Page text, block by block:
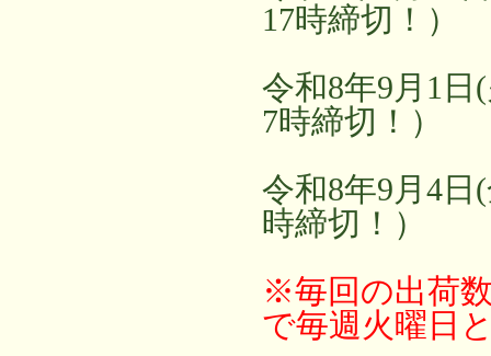
17時締切！）
令和8年9月1
7時締切！）
令和8年9月4
時締切！）
※毎回の出荷
で毎週火曜日